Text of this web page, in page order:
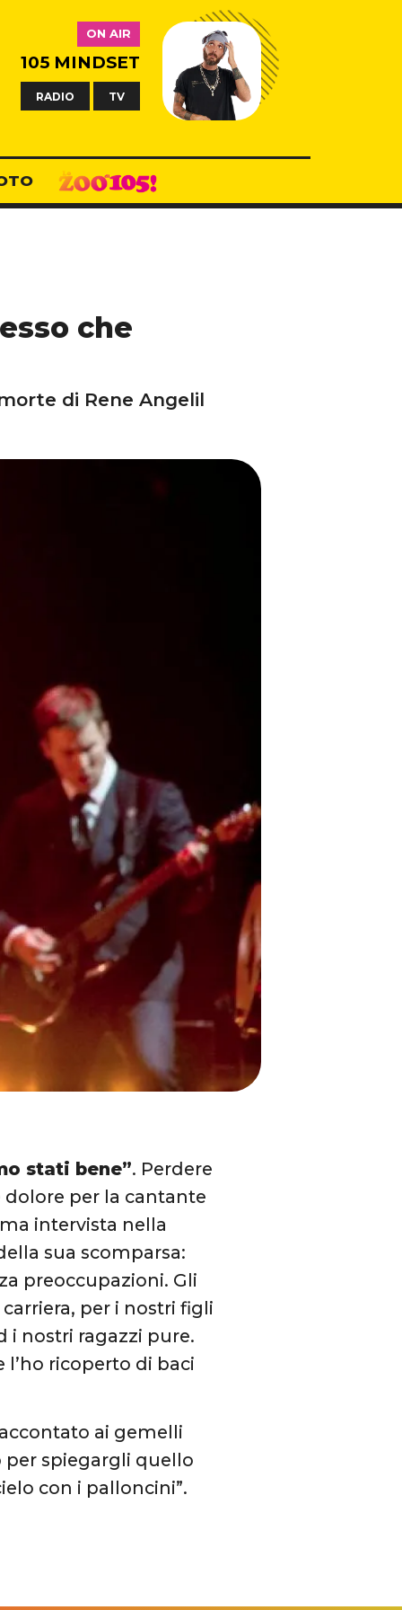
ON AIR
105 MINDSET
RADIO TV
che
di Rene Angelil
stati bene”. Perdere
per la cantante
intervista nella
sua scomparsa:
preoccupazioni. Gli
per i nostri figli
i nostri ragazzi pure.
l’ho ricoperto di baci
ai gemelli
per spiegargli quello
con i palloncini”.